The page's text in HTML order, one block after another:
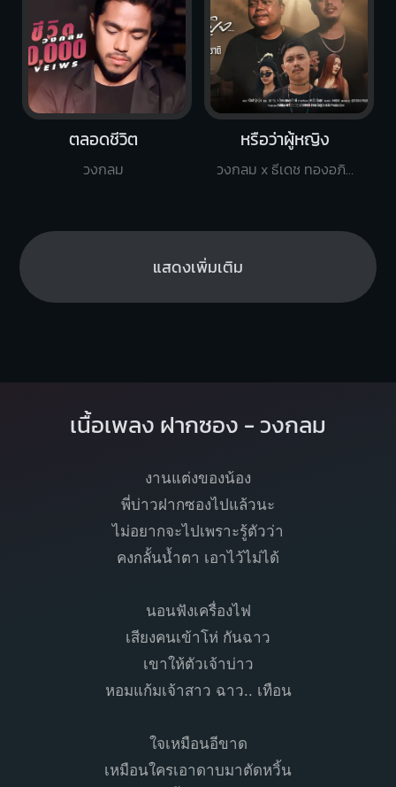
ตลอดชีวิต
วงกลม
หรือว่าผู้หญิง
วงกลม x ธีเดช ทองอภิชาติ
แสดงเพิ่มเติม
เนื้อเพลง ฝากซอง - วงกลม
งานแต่งของน้อง
พี่บ่าวฝากซองไปแล้วนะ
ไม่อยากจะไปเพราะรู้ตัวว่า
คงกลั้นน้ำตา เอาไว้ไม่ได้
นอนฟังเครื่องไฟ
เสียงคนเข้าโห่ กันฉาว
เขาให้ตัวเจ้าบ่าว
หอมแก้มเจ้าสาว ฉาว.. เทือน
ใจเหมือนอีขาด
เหมือนใครเอาดาบมาตัดหวิ้น